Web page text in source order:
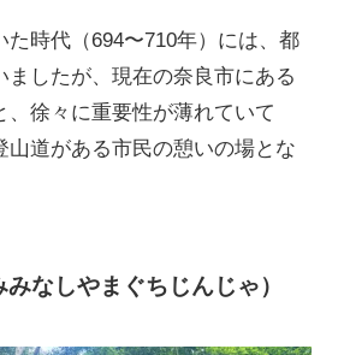
た時代（694〜710年）には、都
ましたが、現在の奈良市にある
、徐々に重要性が薄れていて
山道がある市民の憩いの場とな
なしやまぐちじんじゃ）